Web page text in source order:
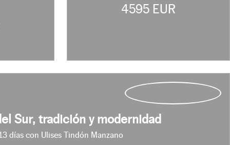
4595 EUR
Sur, tradición y modernidad
días con Ulises Tindón Manzano